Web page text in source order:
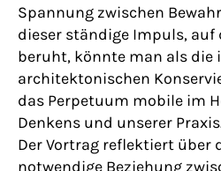
Spannung zwischen
dieser ständige Impuls, auf
beruht, könnte man als die
architektonischen
das Perpetuum mobile im
Denkens und unserer
Der Vortrag reflektiert über
notwendige Beziehung